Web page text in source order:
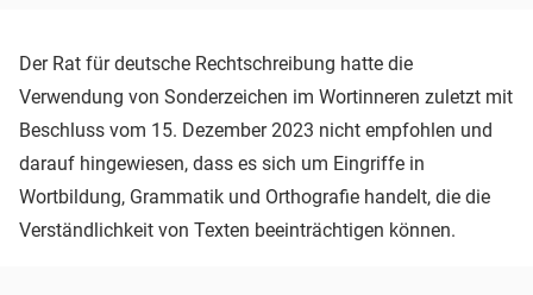
Der Rat für deutsche Rechtschreibung hatte die
Verwendung von Sonderzeichen im Wortinneren zuletzt mit
Beschluss vom 15. Dezember 2023 nicht empfohlen und
darauf hingewiesen, dass es sich um Eingriffe in
Wortbildung, Grammatik und Orthografie handelt, die die
Verständlichkeit von Texten beeinträchtigen können.